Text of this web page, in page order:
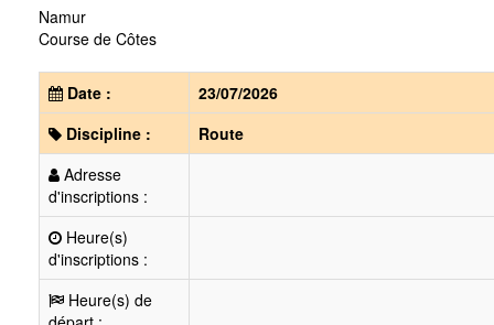
Namur
Course de Côtes
Date :
23/07/2026
Discipline :
Route
Adresse
d'inscriptions :
Heure(s)
d'inscriptions :
Heure(s) de